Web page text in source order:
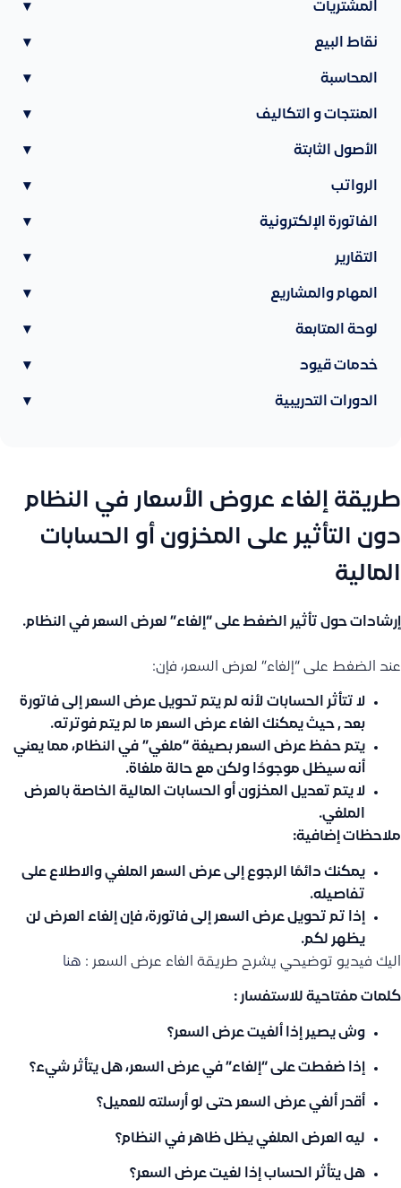
المشتريات ▾
نقاط البيع ▾
المحاسبة ▾
المنتجات و التكاليف ▾
الأصول الثابتة ▾
الرواتب ▾
الفاتورة الإلكترونية ▾
التقارير ▾
المهام والمشاريع ▾
لوحة المتابعة ▾
خدمات قيود ▾
الدورات التدريبية ▾
طريقة إلغاء عروض الأسعار في النظام
دون التأثير على المخزون أو الحسابات
المالية
إرشادات حول تأثير الضغط على “إلغاء” لعرض السعر في النظام.
عند الضغط على “إلغاء” لعرض السعر، فإن:
لا تتأثر الحسابات لأنه لم يتم تحويل عرض السعر إلى فاتورة
بعد , حيث يمكنك الغاء عرض السعر ما لم يتم فوترته.
يتم حفظ عرض السعر بصيغة “ملغي” في النظام، مما يعني
أنه سيظل موجودًا ولكن مع حالة ملغاة.
لا يتم تعديل المخزون أو الحسابات المالية الخاصة بالعرض
الملغي.
ملاحظات إضافية:
يمكنك دائمًا الرجوع إلى عرض السعر الملغي والاطلاع على
تفاصيله.
إذا تم تحويل عرض السعر إلى فاتورة، فإن إلغاء العرض لن
يظهر لكم.
اليك فيديو توضيحي يشرح طريقة الغاء عرض السعر : هنا
كلمات مفتاحية للاستفسار :
وش يصير إذا ألغيت عرض السعر؟
إذا ضغطت على “إلغاء” في عرض السعر، هل يتأثر شيء؟
أقدر ألغي عرض السعر حتى لو أرسلته للعميل؟
ليه العرض الملغي يظل ظاهر في النظام؟
هل يتأثر الحساب إذا لغيت عرض السعر؟